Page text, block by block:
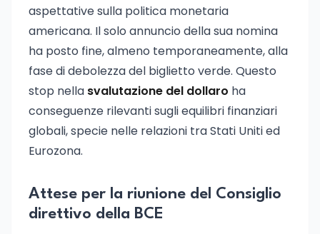
aspettative sulla politica monetaria
americana. Il solo annuncio della sua nomina
ha posto fine, almeno temporaneamente, alla
fase di debolezza del biglietto verde. Questo
stop nella svalutazione del dollaro ha
conseguenze rilevanti sugli equilibri finanziari
globali, specie nelle relazioni tra Stati Uniti ed
Eurozona.
Attese per la riunione del Consiglio
direttivo della BCE